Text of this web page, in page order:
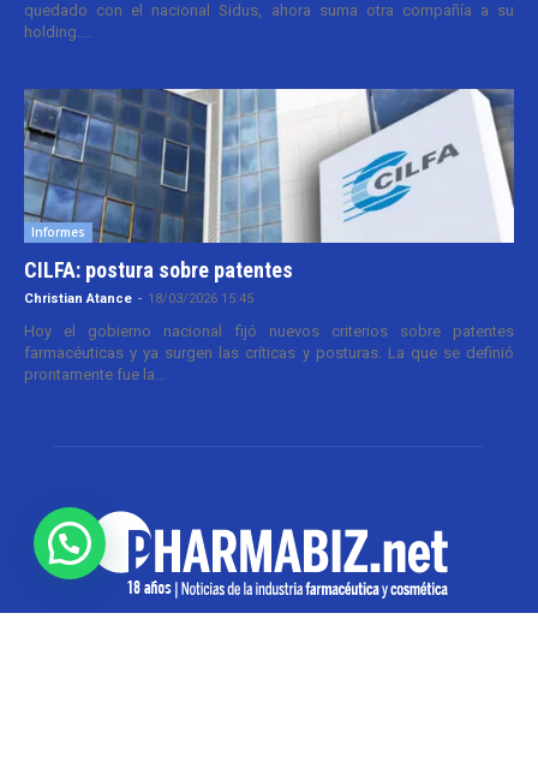
quedado con el nacional Sidus, ahora suma otra compañía a su
holding....
Informes
CILFA: postura sobre patentes
Christian Atance - 18/03/2026 15:45
Hoy el gobierno nacional fijó nuevos criterios sobre patentes
farmacéuticas y ya surgen las críticas y posturas. La que se definió
prontamente fue la...